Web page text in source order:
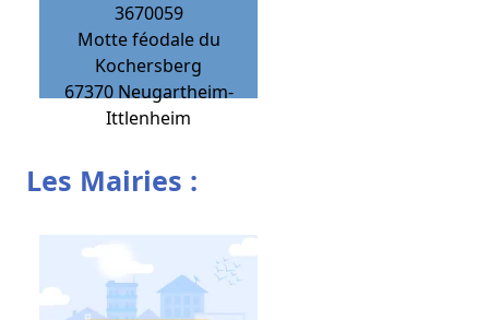
3670059
Motte féodale du
Kochersberg
67370 Neugartheim-
Ittlenheim
Les Mairies :